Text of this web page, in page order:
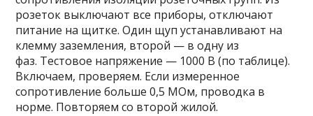
розеток выключают все приборы, отключают
питание на щитке. Один щуп устанавливают на
клемму заземления, второй — в одну из
фаз. Тестовое напряжение — 1000 В (по таблице).
Включаем, проверяем. Если измеренное
сопротивление больше 0,5 МОм, проводка в
норме. Повторяем со второй жилой.